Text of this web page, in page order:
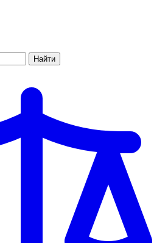
Найти